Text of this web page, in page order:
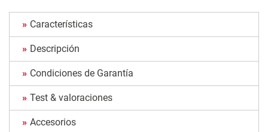
Características
Descripción
Condiciones de Garantía
Test & valoraciones
Accesorios